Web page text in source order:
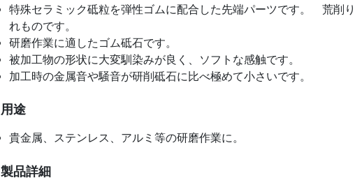
特殊セラミック砥粒を弾性ゴムに配合した先端パーツです。 荒削
れものです。
研磨作業に適したゴム砥石です。
被加工物の形状に大変馴染みが良く、ソフトな感触です。
加工時の金属音や騒音が研削砥石に比べ極めて小さいです。
用途
貴金属、ステンレス、アルミ等の研磨作業に。
製品詳細